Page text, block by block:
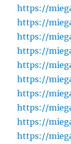
https://
https://
https://
https://
https://
https://
https://
https://
https://
https://